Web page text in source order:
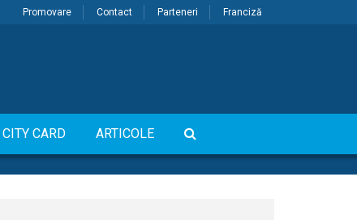
Promovare Contact Parteneri Franciză
CITY CARD ARTICOLE